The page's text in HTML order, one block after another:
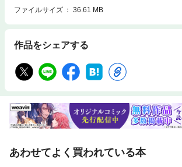
本人が解説！】それぞれのイラストには秋 赤音本人
らに秋 赤音にとって欠かすことのできない人物、ボ
ストです！】描き下ろしのカバーイラストは本書タイ
ルカです。 【全イラストを本人が解説！】それぞれ
赤音本人による解説が入り、さらに秋 赤音にとって
かれた初音ミクがカバーイラストです！】描き下ろ
本書タイトルである「RGB」をモチーフに秋 赤音ら
音ミク、鏡音リン・レン、巡音ルカです。
ファイルサイズ
36.61 MB
作品をシェアする
あわせてよく買われている本